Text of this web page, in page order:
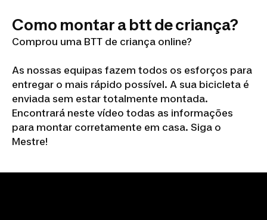
Como montar a btt de criança?
Comprou uma BTT de criança online?
As nossas equipas fazem todos os esforços para
entregar o mais rápido possível. A sua bicicleta é
enviada sem estar totalmente montada.
Encontrará neste vídeo todas as informações
para montar corretamente em casa. Siga o
Mestre!